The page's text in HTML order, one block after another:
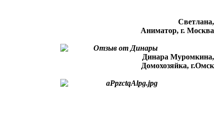
Светлана,
Аниматор, г. Москва
Динара Муромкина,
Домохозяйка, г.Омск